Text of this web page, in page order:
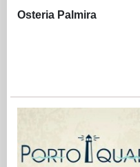
Osteria Palmira